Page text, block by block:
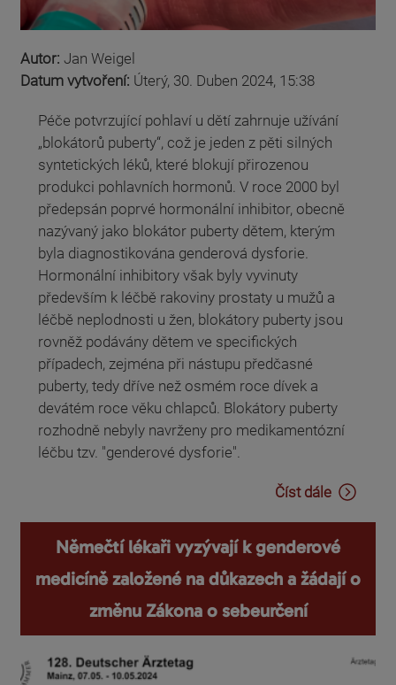
Autor: Jan Weigel
Datum vytvoření: Úterý, 30. Duben 2024, 15:38
Péče potvrzující pohlaví u dětí zahrnuje užívání
„blokátorů puberty“, což je jeden z pěti silných
syntetických léků, které blokují přirozenou
produkci pohlavních hormonů. V roce 2000 byl
předepsán poprvé hormonální inhibitor, obecně
nazývaný jako blokátor puberty dětem, kterým
byla diagnostikována genderová dysforie.
Hormonální inhibitory však byly vyvinuty
především k léčbě rakoviny prostaty u mužů a
léčbě neplodnosti u žen, blokátory puberty jsou
rovněž podávány dětem ve specifických
případech, zejména při nástupu předčasné
puberty, tedy dříve než osmém roce dívek a
devátém roce věku chlapců. Blokátory puberty
rozhodně nebyly navrženy pro medikamentózní
léčbu tzv. "genderové dysforie".
Číst dále
Němečtí lékaři vyzývají k genderové
medicíně založené na důkazech a žádají o
změnu Zákona o sebeurčení